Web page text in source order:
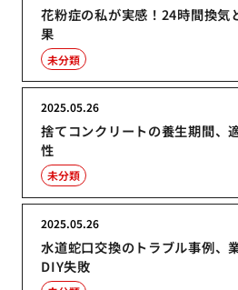
花粉症の私が実感！24時間換気
果
未分類
捨てコンクリートの養生期間、
性
2025.05.26
未分類
水道蛇口交換のトラブル事例、
DIY失敗
2025.05.26